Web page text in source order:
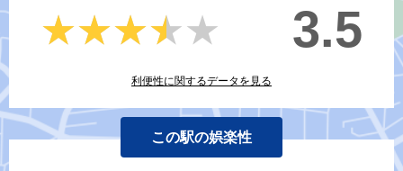
★★★★★
★★★★★ 3.5
利便性に関するデータを見る
この駅の娯楽性